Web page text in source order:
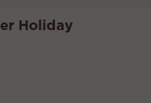
Holiday